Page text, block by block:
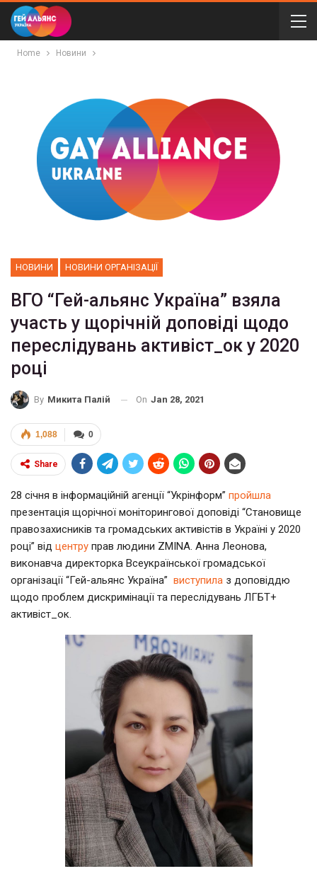
Home Новини
НОВИНИ НОВИНИ ОРГАНІЗАЦІЇ
ВГО “Гей-альянс Україна” взяла
участь у щорічній доповіді щодо
переслідувань активіст_ок у 2020
році
By Микита Палій On Jan 28, 2021
0
1,088
Share
28 січня в інформаційній агенції “Укрінформ” пройшла
презентація щорічної моніторингової доповіді “Становище
правозахисників та громадських активістів в Україні у 2020
році” від центру прав людини ZMINA. Анна Леонова,
виконавча директорка Всеукраїнської громадської
організації “Гей-альянс Україна” виступила з доповіддю
щодо проблем дискримінації та переслідувань ЛГБТ+
активіст_ок.